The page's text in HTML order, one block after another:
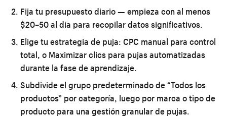
Fija tu presupuesto diario — empieza con al menos
$20–50 al día para recopilar datos significativos.
Elige tu estrategia de puja: CPC manual para control
total, o Maximizar clics para pujas automatizadas
durante la fase de aprendizaje.
Subdivide el grupo predeterminado de “Todos los
productos” por categoría, luego por marca o tipo de
producto para una gestión granular de pujas.